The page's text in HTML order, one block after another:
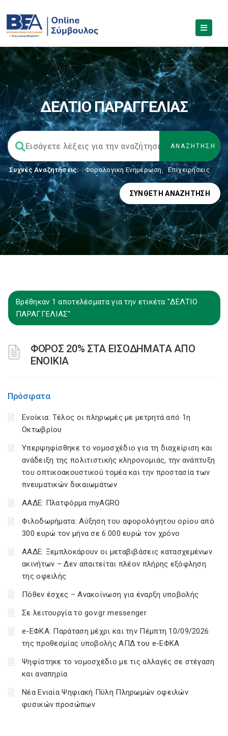
ΔΕΛΤΙΟ ΠΑΡΑΓΓΕΛΙΑΣ
Συχνές Αναζητήσεις: Φορολογικη Ενημέρωση, Επιχειρήσεις
ΣΎΝΘΕΤΗ ΑΝΑΖΉΤΗΣΗ
Βρέθηκαν 1 αποτελέσματα για την ετικέτα "ΔΕΛΤΙΟ
ΠΑΡΑΓΓΕΛΙΑΣ"
ΦΟΡΟΣ 20% ΣΤΑ ΕΙΣΟΔΗΜΑΤΑ ΑΠΟ
ΕΝΟΙΚΙΑ
Πρόσφατα
Ενοίκια: Τέλος οι πληρωμές με μετρητά από 1η
Οκτωβρίου
Υπερψηφίσθηκε το νομοσχέδιο για τη διαχείριση και
ανάδειξη της πολιτιστικής κληρονομιάς, την ανάπτυξη
του οπτικοακουστικού τομέα και την προστασία των
πνευματικών δικαιωμάτων
ΑΑΔΕ: Πλατφόρμα myAGRO
Φιλοδωρήματα: Αύξηση του αφορολόγητου ορίου από
300 ευρώ τον μήνα σε 6.000 ευρώ τον χρόνο
ΑΑΔΕ: Ξεμπλοκάρουν οι μεταβιβάσεις κατασχεμένων
ακινήτων – Δεν απαιτείται πλέον πλήρης εξόφληση
της οφειλής
Πόθεν έσχες – Ανακοίνωση για έναρξη υποβολής
Σε λειτουργία το gov.gr messenger
e-ΕΦΚΑ: Παράταση μέχρι και την Πέμπτη 10/09/2026
της προθεσμίας υποβολής ΑΠΔ του e-ΕΦΚΑ
Ψηφίστηκε το νομοσχέδιο με τις αλλαγές σε στέγαση
και αναπηρία
Νέα Ενιαία Ψηφιακή Πύλη Πληρωμών οφειλών
φυσικών προσώπων